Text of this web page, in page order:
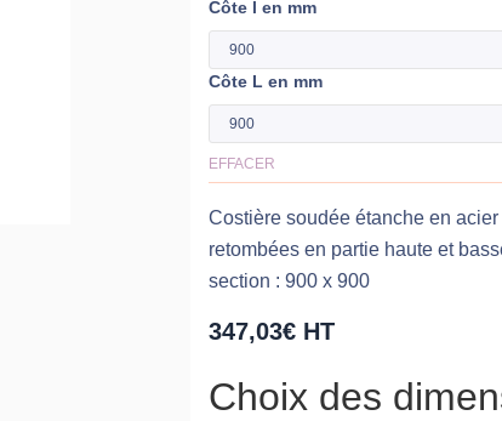
Côte l en mm
Côte L en mm
EFFACER
Costière soudée étanche en
retombées en partie haute et
section : 900 x 900
347,03€ HT
Choix des
quantité
Costière
soudée
pliés
soudés
-
avec
en